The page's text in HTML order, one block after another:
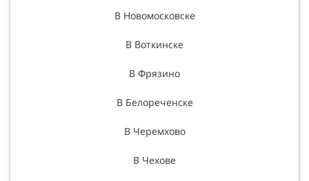
В Новомосковске
В Воткинске
В Фрязино
В Белореченске
В Черемхово
В Чехове